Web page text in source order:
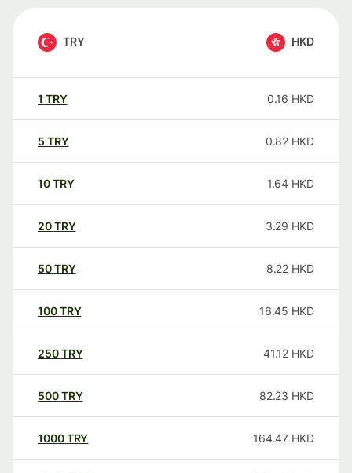
TRY HKD
1 TRY 0.16 HKD
5 TRY 0.82 HKD
10TRY 1.64 HKD
20TRY 3.29 HKD
50TRY 8.22 HKD
100TRY 16.45 HKD
250TRY 41.12 HKD
500TRY 82.23 HKD
1000TRY 164.47 HKD